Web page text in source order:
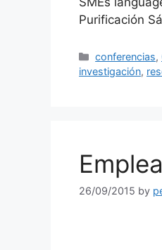
Purificación
Categories
conferencias,
investigación,
26/09/2015 by